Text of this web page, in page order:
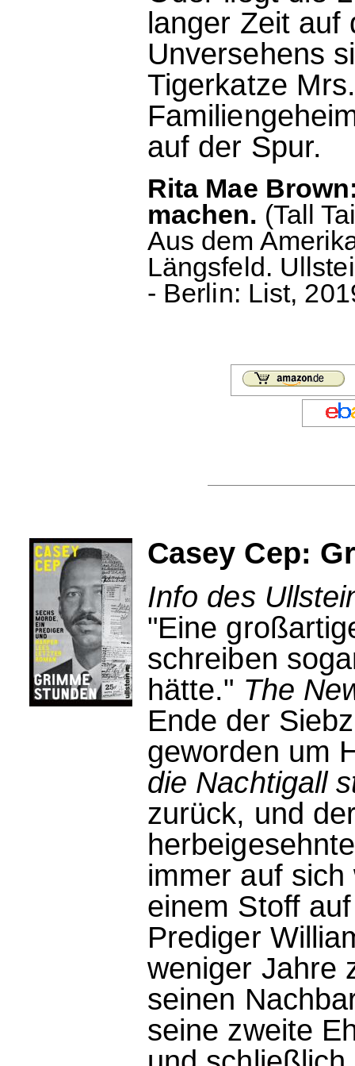
langer Zeit auf
Unversehens
Tigerkatze
auf der Spur.
Rita Mae
machen. (Tall
Aus dem
Längsfeld.
- Berlin: List,
Casey Cep:
Info des
"Eine
schreiben
hätte." The
Ende der
geworden um
die Nachtigall
zurück, und
immer auf
einem Stoff
Prediger
weniger Jahre
seinen
seine zweite